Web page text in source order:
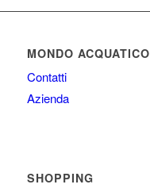
MONDO ACQUATICO
Contatti
Azienda
SHOPPING